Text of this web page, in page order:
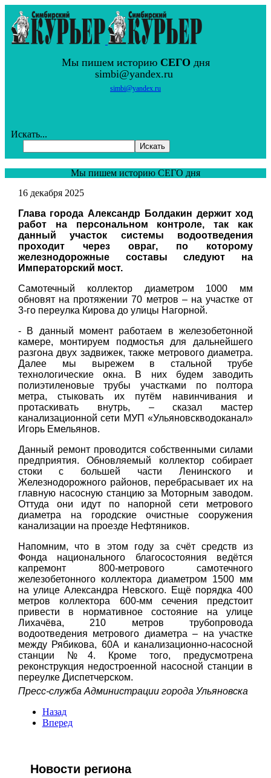
Мы пишем историю СЕГО дня
simbi@yandex.ru
simbi@yandex.ru
Искать...
Искать
Мы пишем историю СЕГО дня
16 декабря 2025
Глава города Александр Болдакин держит ход
работ на персональном контроле, так как
данный участок системы водоотведения
проходит через овраг, по которому
железнодорожные составы следуют на
Императорский мост.
Самотечный коллектор диаметром 1000 мм
обновят на протяжении 70 метров – на участке от
3-го переулка Кирова до улицы Нагорной.
- В данный момент работаем в железобетонной
камере, монтируем подмостья для дальнейшего
разгона двух задвижек, также метрового диаметра.
Далее мы вырежем в стальной трубе
технологические окна. В них будем заводить
полиэтиленовые трубы участками по полтора
метра, стыковать их путём навинчивания и
протаскивать внутрь, – сказал мастер
канализационной сети МУП «Ульяновскводоканал»
Игорь Емельянов.
Данный ремонт проводится собственными силами
предприятия. Обновляемый коллектор собирает
стоки с большей части Ленинского и
Железнодорожного районов, перебрасывает их на
главную насосную станцию за Моторным заводом.
Оттуда они идут по напорной сети метрового
диаметра на городские очистные сооружения
канализации на проезде Нефтяников.
Напомним, что в этом году за счёт средств из
Фонда национального благосостояния ведётся
капремонт 800-метрового самотечного
железобетонного коллектора диаметром 1500 мм
на улице Александра Невского. Ещё порядка 400
метров коллектора 600-мм сечения предстоит
привести в нормативное состояние на улице
Лихачёва, 210 метров трубопровода
водоотведения метрового диаметра – на участке
между Рябикова, 60А и канализационно-насосной
станции №4. Кроме того, предусмотрена
реконструкция недостроенной насосной станции в
переулке Диспетчерском.
Пресс-служба Администрации города Ульяновска
Назад
Вперед
Новости региона